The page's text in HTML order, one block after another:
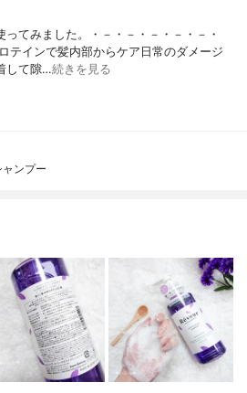
てみました。・－・－・－・－・－・
テインで髪内部からケア日常のダメージ
して隙…続きを見る
ンプー